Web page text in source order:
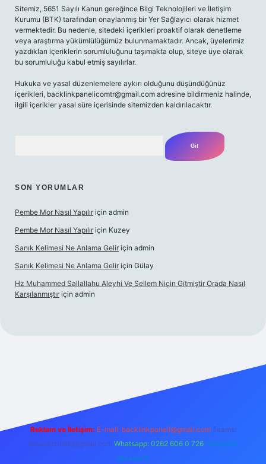
Sitemiz, 5651 Sayılı Kanun gereğince Bilgi Teknolojileri ve İletişim
Kurumu (BTK) tarafından onaylanmış bir Yer Sağlayıcı olarak hizmet
vermektedir. Bu nedenle, sitedeki içerikleri proaktif olarak denetleme
veya araştırma yükümlülüğümüz bulunmamaktadır. Ancak, üyelerimiz
yazdıkları içeriklerin sorumluluğunu taşımakta olup, siteye üye olarak
bu sorumluluğu kabul etmiş sayılırlar.
Hukuka ve yasal düzenlemelere aykırı olduğunu düşündüğünüz
içerikleri, backlinkpanelicomtr@gmail.com adresine bildirmeniz halinde,
ilgili içerikler yasal süre içerisinde sitemizden kaldırılacaktır.
SON YORUMLAR
Pembe Mor Nasıl Yapılır için admin
Pembe Mor Nasıl Yapılır için Kuzey
Sanık Kelimesi Ne Anlama Gelir için admin
Sanık Kelimesi Ne Anlama Gelir için Gülay
Hz Muhammed Sallallahu Aleyhi Ve Sellem Niçin Gitmiştir Orada Nasıl
Karşılanmıştır için admin
Reklam ve İletişim: E-mail: backlinkpaneli@gmail.com Teams:
forumhizmeti@gmail.com Whatsapp: 0262 606 0 726 Telegram:
@karabul